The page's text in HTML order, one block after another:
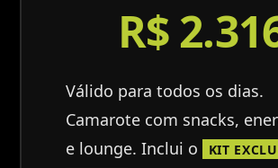
R$
Válido para todos os dias.
Camarote com snacks,
e lounge. Inclui o
KIT